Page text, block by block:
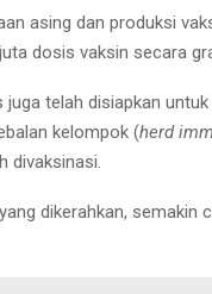
asing dan produksi
dosis vaksin secara
juga telah disiapkan
kelompok (herd
divaksinasi.
dikerahkan, semakin